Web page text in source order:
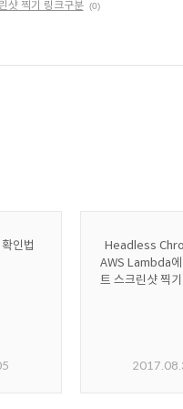
샷 찍기 링크구분 (0)
인법
Headless
AWS Lambda에
트 스크린샷 찍